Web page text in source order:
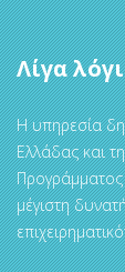
Λίγα
Η υπηρεσία
Ελλάδας και
Προγράμματος
μέγιστη